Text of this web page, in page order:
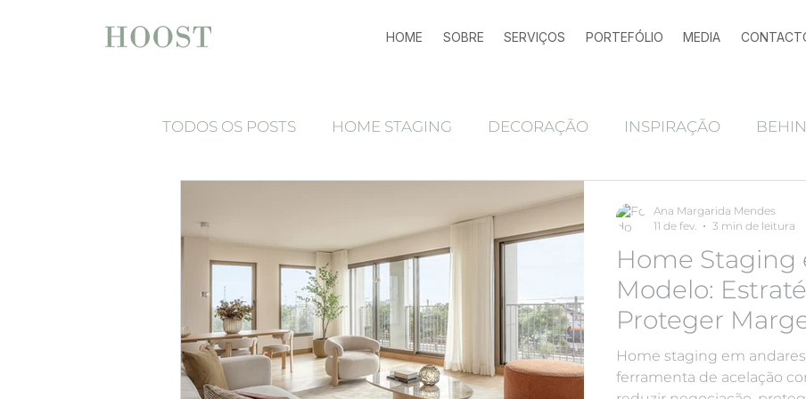
HOME SOBRE SERVIÇOS PORTEFÓLIO MEDIA
TODOS OS POSTS HOME STAGING DECORAÇÃO INSPIRAÇÃO
Ferramentas marketing imobiliário
Luxury home staging Antes e depois home staging HOME STAGING
Home Staging
Modelo:
Proteger
Vendas
Home staging em
ferramenta de acelação
Ana Margarida Mendes
11 de fev.
3 min de leitura